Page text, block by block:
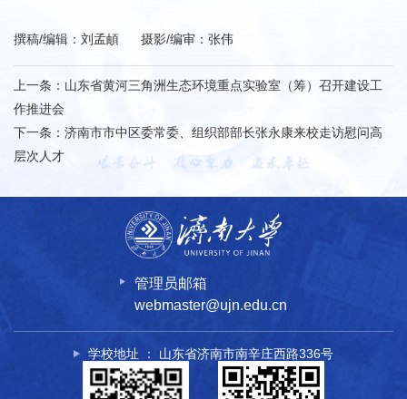
撰稿/编辑：刘孟頔 摄影/编审：张伟
上一条： 山东省黄河三角洲生态环境重点实验室（筹）召开建设工
作推进会
下一条： 济南市市中区委常委、组织部部长张永康来校走访慰问高
层次人才
管理员邮箱
webmaster@ujn.edu.cn
学校地址 ： 山东省济南市南辛庄西路336号